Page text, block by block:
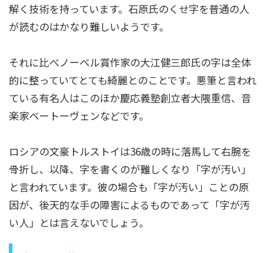
解く技術を持っています。石原氏のくせ字を普通の人
が読むのはかなり難しいようです。
それに比べノーベル賞作家の大江健三郎氏の字は全体
的に整っていてとても綺麗とのことです。悪筆と言われ
ている有名人はこのほか慶応義塾創立者大隈重信、音
楽家ベートーヴェンなどです。
ロシアの文豪トルストイは36歳の時に落馬して右腕を
骨折し、以降、字を書くのが難しくなり「字が汚い」
と言われています。彼の場合も「字が汚い」ことの原
因が、後天的な手の障害によるものであって「字が汚
い人」とは言えないでしょう。